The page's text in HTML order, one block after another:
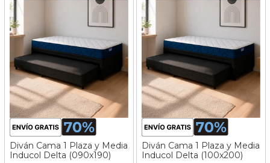
Diván Cama 1 Plaza y Media
Inducol Delta (090x190)
Diván Cama 1 Plaza y Media
Inducol Delta (100x200)